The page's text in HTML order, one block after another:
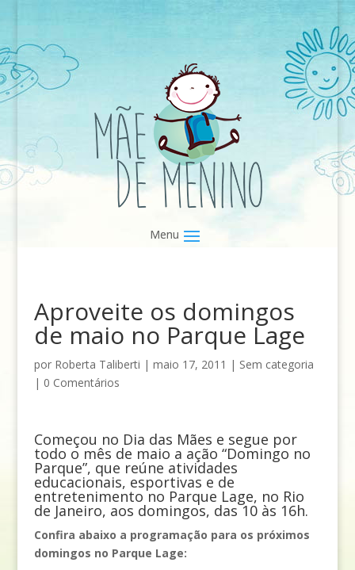
Aproveite os domingos
de maio no Parque Lage
por Roberta Taliberti | maio 17, 2011 | Sem categoria
| 0 Comentários
Começou no Dia das Mães e segue por
todo o mês de maio a ação “Domingo no
Parque”, que reúne atividades
educacionais, esportivas e de
entretenimento no Parque Lage, no Rio
de Janeiro, aos domingos, das 10 às 16h.
Confira abaixo a programação para os próximos
domingos no Parque Lage: